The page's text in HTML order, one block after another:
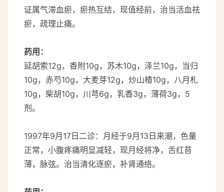
证属气滞血瘀，瘀热互结，现值经前，治当活血祛
瘀，疏理止痛。
药用：
延胡索12g，香附10g，苏木10g，泽兰10g，当归
10g，赤芍10g，大麦芽12g，炒山楂10g，八月札
10g，柴胡10g，川芎6g，乳香3g，薄荷3g，5
剂。
1997年9月17日二诊：月经于9月13日来潮，色量
正常，小腹疼痛明显减轻，现月经将净，舌红苔
薄，脉弦。治当清化逐瘀，补肾通络。